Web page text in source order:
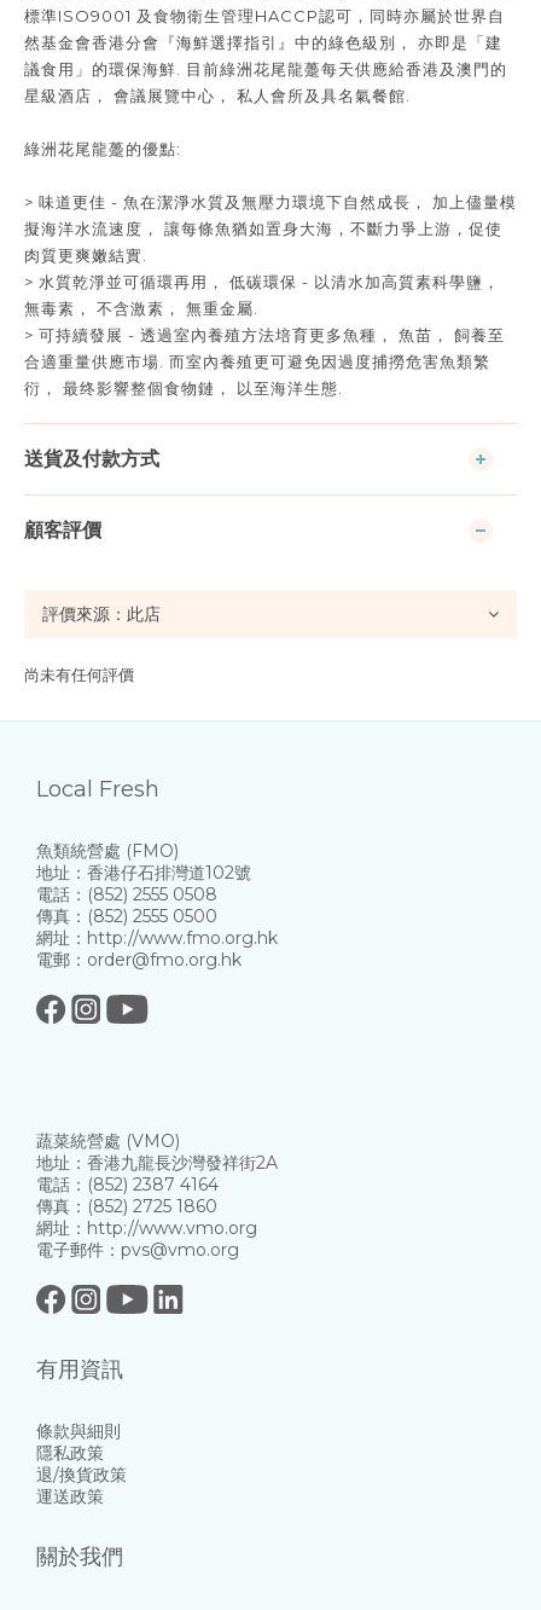
標準ISO9001 及食物衛生管理HACCP認可，同時亦屬於世界自
然基金會香港分會『海鮮選擇指引』中的綠色級別， 亦即是「建
議食用」的環保海鮮. 目前綠洲花尾龍躉每天供應給香港及澳門的
星級酒店， 會議展覽中心， 私人會所及具名氣餐館.
綠洲花尾龍躉的優點:
> 味道更佳 - 魚在潔淨水質及無壓力環境下自然成長， 加上儘量模
擬海洋水流速度， 讓每條魚猶如置身大海，不斷力爭上游，促使
肉質更爽嫩結實.
> 水質乾淨並可循環再用， 低碳環保 - 以清水加高質素科學鹽，
無毒素， 不含激素， 無重金屬.
> 可持續發展 - 透過室內養殖方法培育更多魚種， 魚苗， 飼養至
合適重量供應市場. 而室內養殖更可避免因過度捕撈危害魚類繁
衍， 最终影響整個食物鏈， 以至海洋生態.
送貨及付款方式
顧客評價
尚未有任何評價
Local Fresh
魚類統營處 (FMO)
地址：香港仔石排灣道102號
電話：(852) 2555 0508
傳真：(852) 2555 0500
網址：http://www.fmo.org.hk
電郵：order@fmo.org.hk
蔬菜統營處 (VMO)
地址：香港九龍長沙灣發祥街2A
電話：(852) 2387 4164
傳真：(852) 2725 1860
網址：http://www.vmo.org
電子郵件：pvs@vmo.org
有用資訊
條款與細則
隱私政策
退/換貨政策
運送政策
關於我們